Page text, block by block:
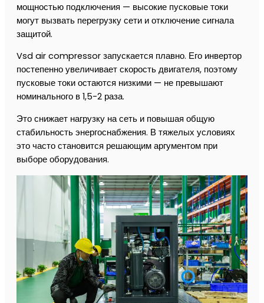
мощностью подключения — высокие пусковые токи
могут вызвать перегрузку сети и отключение сигнала
защитой.
Vsd air compressor запускается плавно. Его инвертор
постепенно увеличивает скорость двигателя, поэтому
пусковые токи остаются низкими — не превышают
номинального в 1,5-2 раза.
Это снижает нагрузку на сеть и повышая общую
стабильность энергоснабжения. В тяжелых условиях
это часто становится решающим аргументом при
выборе оборудования.